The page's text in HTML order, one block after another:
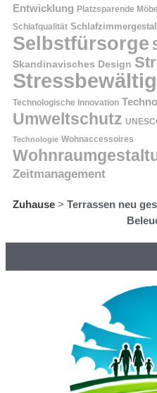
Entwicklung Platzsparende Möbel
Schlafqualität
Selbstfürsorge
Skandinavisches Design
Technologische Innovation
Umweltschutz
Technologie Wohnaccessoires
Zeitmanagement
Zuhause > Terrassen neu